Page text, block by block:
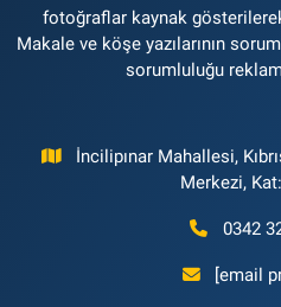
fotoğraflar kaynak
Makale ve köşe yazılarının
sorumluluğu
İncilipınar Mahallesi,
Merkezi,
0342
[email